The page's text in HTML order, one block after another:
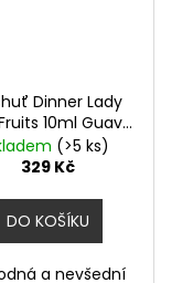
Dinner Lady
10ml Guava
Sunrise(>5 ks)
329 Kč
DO KOŠÍKU
a nevšední